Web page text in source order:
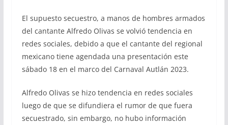
El supuesto secuestro, a manos de hombres armados
del cantante Alfredo Olivas se volvió tendencia en
redes sociales, debido a que el cantante del regional
mexicano tiene agendada una presentación este
sábado 18 en el marco del Carnaval Autlán 2023.
Alfredo Olivas se hizo tendencia en redes sociales
luego de que se difundiera el rumor de que fuera
secuestrado, sin embargo, no hubo información